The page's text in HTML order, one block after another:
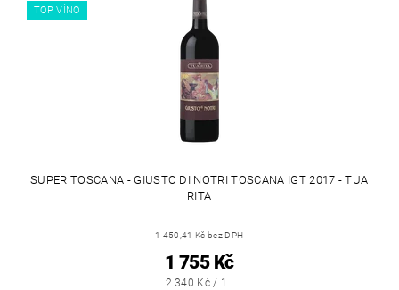
TOP VÍNO
SUPER TOSCANA - GIUSTO DI NOTRI TOSCANA IGT 2017 - TUA
RITA
1 450,41 Kč bez DPH
1 755 Kč
2 340 Kč / 1 l